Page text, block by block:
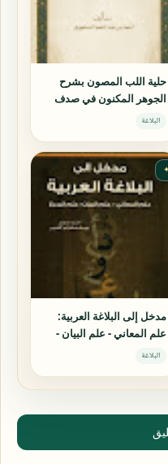
حلية اللب المصون بشرح
الجوهر المكنون في صدف
الثلاثة الفنون
البلاغة
✦
مدخل إلى البلاغة العربية:
علم المعاني - علم البيان -
علم البديع
البلاغة